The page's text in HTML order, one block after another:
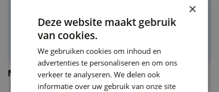
Marcel GroennouDevOps Consultant
×
Deze website maakt gebruik
van cookies.
We gebruiken cookies om inhoud en
advertenties te personaliseren en om ons
verkeer te analyseren. We delen ook
informatie over uw gebruik van onze site